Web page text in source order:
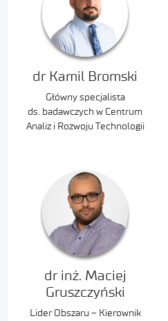
dr Kamil Bromski
Główny specjalista
ds. badawczych w Centrum
Analiz i Rozwoju Technologii
dr inż. Maciej
Gruszczyński
Lider Obszaru – Kierownik